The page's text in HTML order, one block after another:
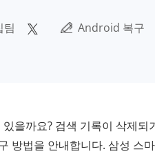
팀 Android 복구
을까요? 검색 기록이 삭제
방법을 안내합니다. 삼성 스